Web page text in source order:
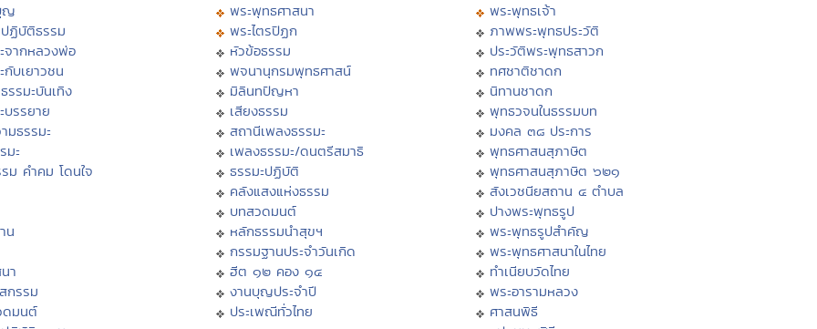
ญ
ฏิบัติธรรม
จากหลวงพ่อ
กับเยาวชน
รรมะบันเทิง
บรรยาย
มธรรมะ
มะ
ม คำคม โดนใจ
น
า
กรรม
มนต์
พระพุทธศาสนา
พระไตรปิฏก
หัวข้อธรรม
พจนานุกรมพุทธศาสน์
มิลินทปัญหา
เสียงธรรม
สถานีเพลงธรรมะ
เพลงธรรมะ/ดนตรีสมาธิ
ธรรมะปฏิบัติ
คลังแสงแห่งธรรม
บทสวดมนต์
หลักธรรมนำสุขฯ
กรรมฐานประจำวันเกิด
ฮีต ๑๒ คอง ๑๔
งานบุญประจำปี
ประเพณีทั่วไทย
พระพุทธเจ้า
ภาพพระพุทธประวัติ
ประวัติพระพุทธสาวก
ทศชาติชาดก
นิทานชาดก
พุทธวจนในธรรมบท
มงคล ๓๘ ประการ
พุทธศาสนสุภาษิต
พุทธศาสนสุภาษิต ๖๒๑
สังเวชนียสถาน ๔ ตำบล
ปางพระพุทธรูป
พระพุทธรูปสำคัญ
พระพุทธศาสนาในไทย
ทำเนียบวัดไทย
พระอารามหลวง
ศาสนพิธี